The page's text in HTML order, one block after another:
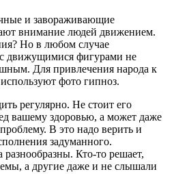
и завораживающие
внимание людей движением.
Но в любом случае
движущимися фигурами не
Для привлечения народа к
фото гипноз.
регулярно. Не стоит его
вашему здоровью, а может даже
В это надо верить и
задуманного.
Кто-то решает,
а другие даже и не слышали